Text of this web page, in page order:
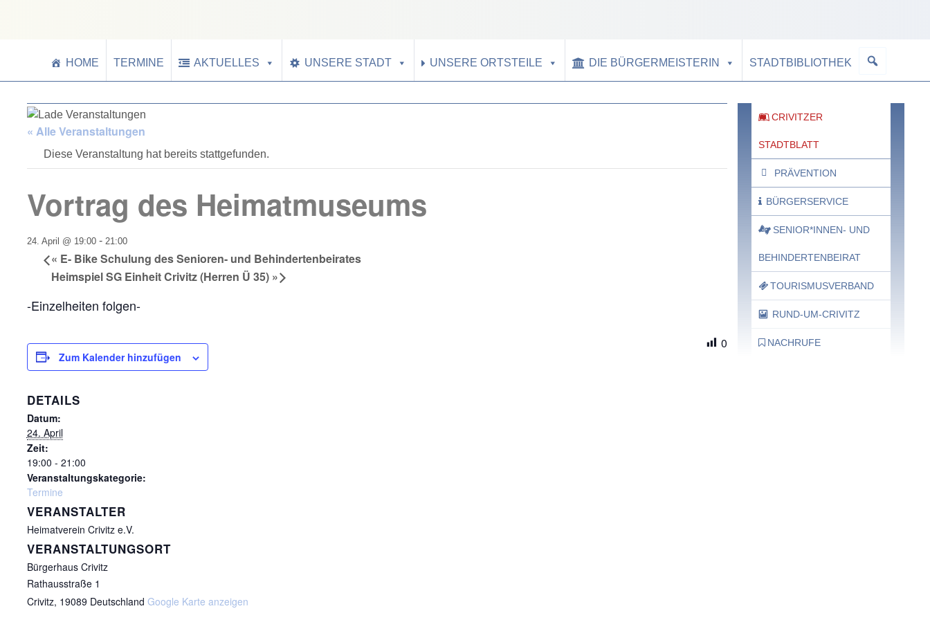
HOME TERMINE AKTUELLES UNSERE STADT UNSERE ORTSTEILE DIE BÜRGERMEISTERIN STADTBIBLIOTHEK
« Alle Veranstaltungen
Diese Veranstaltung hat bereits stattgefunden.
Vortrag des Heimatmuseums
24. April @ 19:00- 21:00
« E- Bike Schulung des Senioren- und Behindertenbeirates
Heimspiel SG Einheit Crivitz (Herren Ü 35) »
-Einzelheiten folgen-
0
Zum Kalender hinzufügen
DETAILS
Datum:
24. April
Zeit:
19:00 - 21:00
Veranstaltungskategorie:
Termine
VERANSTALTER
Heimatverein Crivitz e.V.
VERANSTALTUNGSORT
Bürgerhaus Crivitz
Rathausstraße 1
Crivitz, 19089 Deutschland Google Karte anzeigen
CRIVITZER
STADTBLATT
PRÄVENTION
BÜRGERSERVICE
SENIOR*INNEN- UND
BEHINDERTENBEIRAT
TOURISMUSVERBAND
RUND-UM-CRIVITZ
NACHRUFE